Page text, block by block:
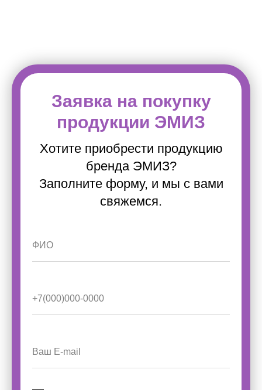
Заявка на покупку
продукции ЭМИЗ
Хотите приобрести продукцию
бренда ЭМИЗ?
Заполните форму, и мы с вами
свяжемся.